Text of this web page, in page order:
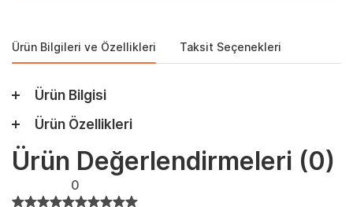
Ürün Bilgileri ve Özellikleri Taksit Seçenekleri
Ürün Bilgisi
Ürün Özellikleri
Ürün Değerlendirmeleri (0)
0